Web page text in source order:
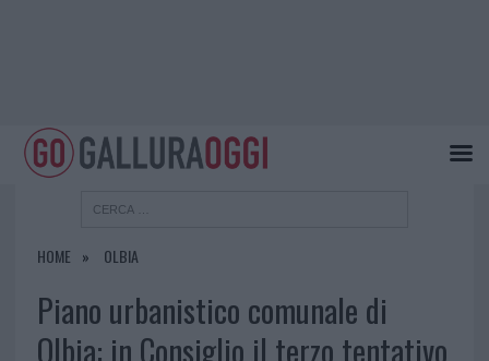
HOME OLBIA
Piano urbanistico comunale di
Olbia: in Consiglio il terzo tentativo